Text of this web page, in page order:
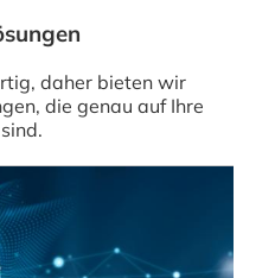
daher bieten wir
die genau auf Ihre